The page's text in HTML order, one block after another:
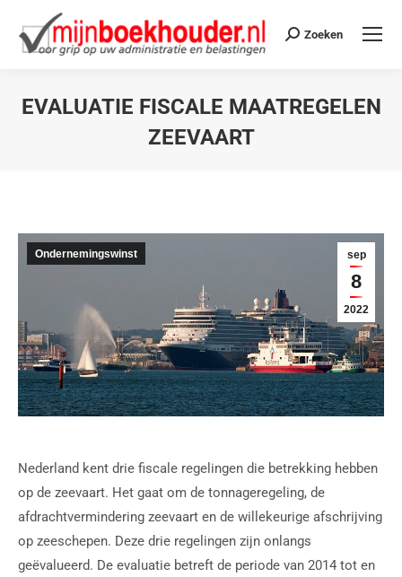
Zoeken
EVALUATIE FISCALE MAATREGELEN
ZEEVAART
sep
8
2022
Ondernemingswinst
Nederland kent drie fiscale regelingen die betrekking hebben
op de zeevaart. Het gaat om de tonnageregeling, de
afdrachtvermindering zeevaart en de willekeurige afschrijving
op zeeschepen. Deze drie regelingen zijn onlangs
geëvalueerd. De evaluatie betreft de periode van 2014 tot en